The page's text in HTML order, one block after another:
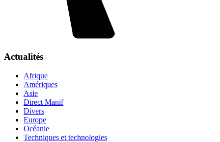
Actualités
Afrique
Amériques
Asie
Direct Manif
Divers
Europe
Océanie
Techniques et technologies